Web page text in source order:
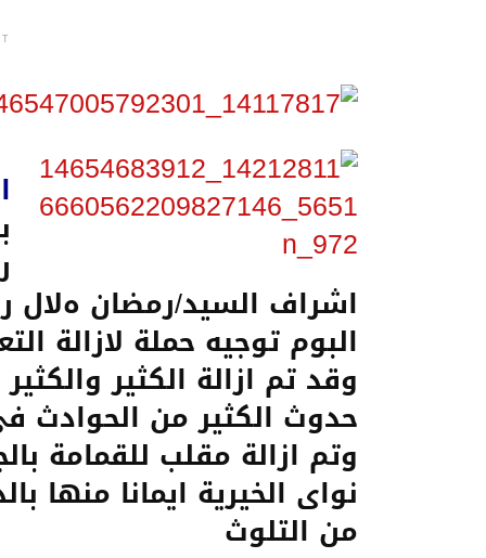
اشراف السيد/رمضان هﻻل
البوم توجيه حملة ﻻزالة
وقد تم ازالة الكثير
حدوث الكثير من الحوادث
وتم ازالة مقلب للقمامة
نواى الخيرية ايمانا منها
من التلوث